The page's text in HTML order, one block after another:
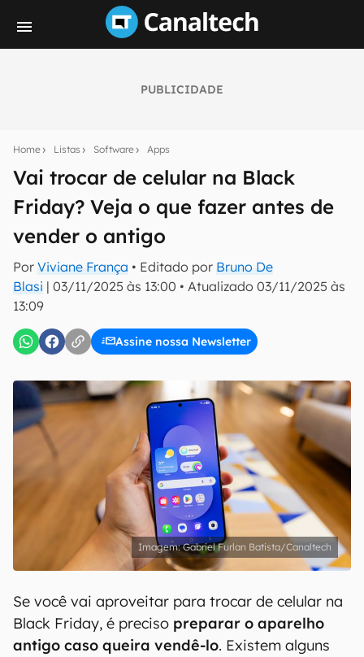
PUBLICIDADE
Home Listas Software Apps
Vai trocar de celular na Black
Friday? Veja o que fazer antes de
vender o antigo
Por Viviane França • Editado por Bruno De
Blasi | 03/11/2025 às 13:00 • Atualizado 03/11/2025 às
13:09
Assine nossa Newsletter
notícias e reviews sobre tecnologia em primeira
mão.
E-mail
inscreva-se
Uso e Política de Privacidade do Canaltech.
Gabriel Furlan Batista/Canaltech
Se você vai aproveitar para trocar de celular na
Black Friday, é preciso preparar o aparelho
antigo caso queira vendê-lo. Existem alguns